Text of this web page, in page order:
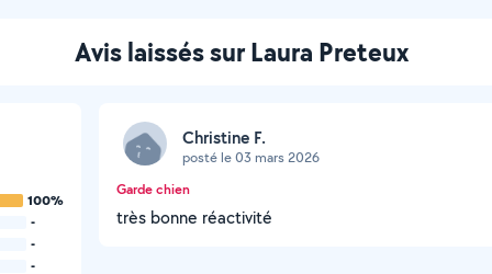
Avis laissés sur Laura Preteux
100%
-
-
-
Christine F.
posté le 03 mars 2026
Garde chien
très bonne réactivité